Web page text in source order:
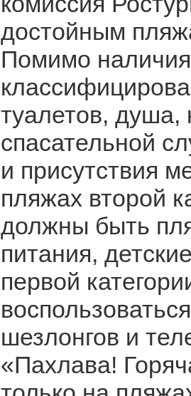
достойным
Помимо
туалетов, душа,
спасательной
и присутствия
пляжах второй
должны быть
питания,
первой
шезлонгов и
«Пахлава!